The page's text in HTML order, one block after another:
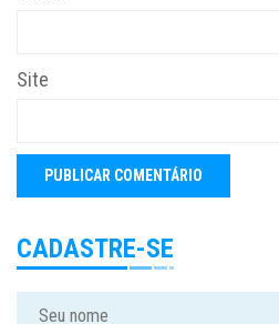
Site
CADASTRE-SE